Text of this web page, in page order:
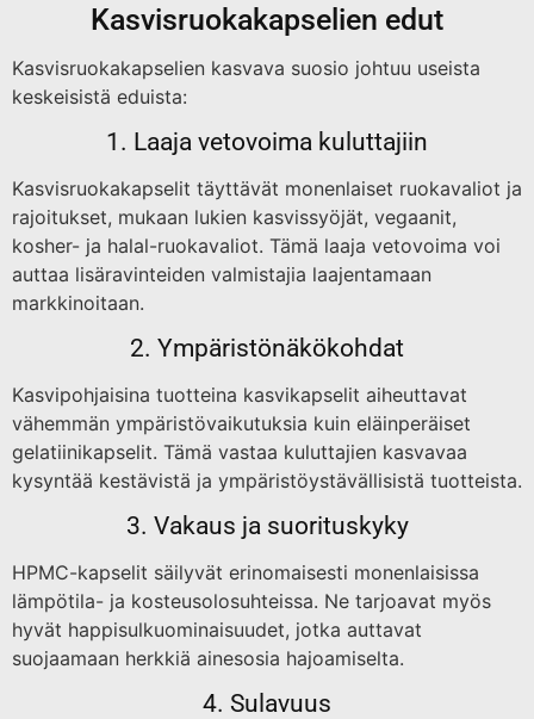
Kasvisruokakapselien edut
Kasvisruokakapselien kasvava suosio johtuu useista
keskeisistä eduista:
1. Laaja vetovoima kuluttajiin
Kasvisruokakapselit täyttävät monenlaiset ruokavaliot ja
rajoitukset, mukaan lukien kasvissyöjät, vegaanit,
kosher- ja halal-ruokavaliot. Tämä laaja vetovoima voi
auttaa lisäravinteiden valmistajia laajentamaan
markkinoitaan.
2. Ympäristönäkökohdat
Kasvipohjaisina tuotteina kasvikapselit aiheuttavat
vähemmän ympäristövaikutuksia kuin eläinperäiset
gelatiinikapselit. Tämä vastaa kuluttajien kasvavaa
kysyntää kestävistä ja ympäristöystävällisistä tuotteista.
3. Vakaus ja suorituskyky
HPMC-kapselit säilyvät erinomaisesti monenlaisissa
lämpötila- ja kosteusolosuhteissa. Ne tarjoavat myös
hyvät happisulkuominaisuudet, jotka auttavat
suojaamaan herkkiä ainesosia hajoamiselta.
4. Sulavuus